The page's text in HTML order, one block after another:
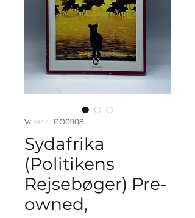
Varenr.: PO0908
Sydafrika
(Politikens
Rejsebøger) Pre-
owned,